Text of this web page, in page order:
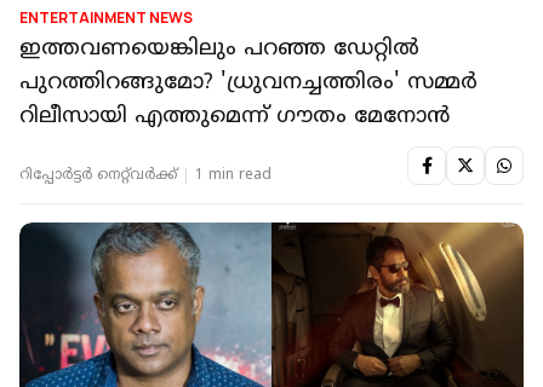
ENTERTAINMENT NEWS
ഇത്തവണയെങ്കിലും പറഞ്ഞ ഡേറ്റിൽ
പുറത്തിറങ്ങുമോ? 'ധ്രുവനച്ചത്തിരം' സമ്മർ
റിലീസായി എത്തുമെന്ന് ഗൗതം മേനോൻ
റിപ്പോർട്ടർ നെറ്റ്‌വര്‍ക്ക്‌ 1 min read